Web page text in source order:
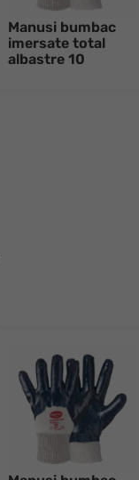
Manusi bumbac
imersate total
albastre 10